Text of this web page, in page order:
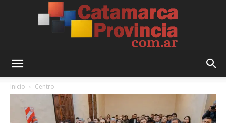
Provincia
Inicio Centro